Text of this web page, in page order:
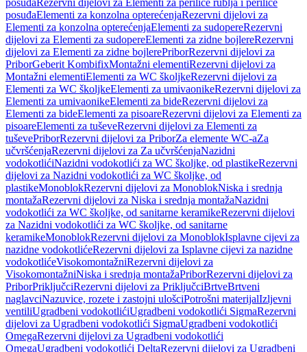
posuđaRezervni dijelovi za Elementi za perilice rublja i perilice
posuđaElementi za konzolna opterećenjaRezervni dijelovi za
Elementi za konzolna opterećenjaElementi za sudopereRezervni
dijelovi za Elementi za sudopereElementi za zidne bojlereRezervni
dijelovi za Elementi za zidne bojlerePriborRezervni dijelovi za
PriborGeberit KombifixMontažni elementiRezervni dijelovi za
Montažni elementiElementi za WC školjkeRezervni dijelovi za
Elementi za WC školjkeElementi za umivaonikeRezervni dijelovi za
Elementi za umivaonikeElementi za bideRezervni dijelovi za
Elementi za bideElementi za pisoareRezervni dijelovi za Elementi za
pisoareElementi za tuševeRezervni dijelovi za Elementi za
tuševePriborRezervni dijelovi za PriborZa elemente WC-aZa
učvršćenjaRezervni dijelovi za Za učvršćenjaNazidni
vodokotlićiNazidni vodokotlići za WC školjke, od plastikeRezervni
dijelovi za Nazidni vodokotlići za WC školjke, od
plastikeMonoblokRezervni dijelovi za MonoblokNiska i srednja
montažaRezervni dijelovi za Niska i srednja montažaNazidni
vodokotlići za WC školjke, od sanitarne keramikeRezervni dijelovi
za Nazidni vodokotlići za WC školjke, od sanitarne
keramikeMonoblokRezervni dijelovi za MonoblokIsplavne cijevi za
nazidne vodokotlićeRezervni dijelovi za Isplavne cijevi za nazidne
vodokotlićeVisokomontažniRezervni dijelovi za
VisokomontažniNiska i srednja montažaPriborRezervni dijelovi za
PriborPriključciRezervni dijelovi za PriključciBrtveBrtveni
naglavciNazuvice, rozete i zastojni ulošciPotrošni materijalIzljevni
ventiliUgradbeni vodokotlićiUgradbeni vodokotlići SigmaRezervni
dijelovi za Ugradbeni vodokotlići SigmaUgradbeni vodokotlići
OmegaRezervni dijelovi za Ugradbeni vodokotlići
OmegaUgradbeni vodokotlići DeltaRezervni dijelovi za Ugradbeni